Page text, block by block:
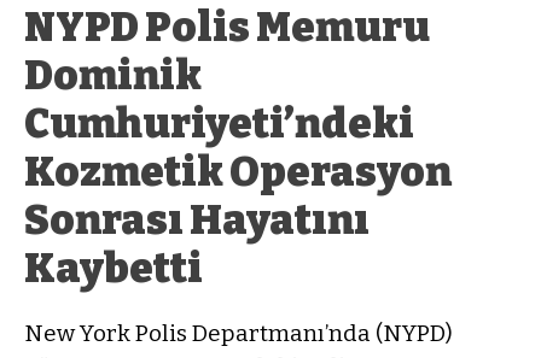
NYPD Polis Memuru
Dominik
Cumhuriyeti’ndeki
Kozmetik Operasyon
Sonrası Hayatını
Kaybetti
New York Polis Departmanı’nda (NYPD)